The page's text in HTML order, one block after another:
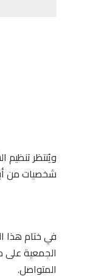
ويُنتظر
شخصيات من
في ختام هذا
الجمعية على
المتواصل.